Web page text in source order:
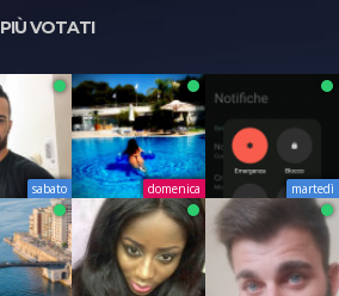
PIÙ VOTATI
sabato domenica martedì